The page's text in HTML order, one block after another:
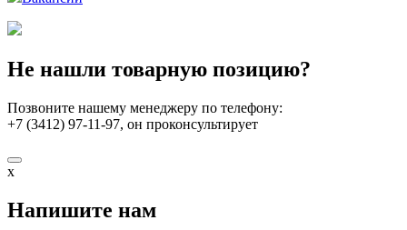
Не нашли товарную позицию?
Позвоните нашему менеджеру по телефону:
+7 (3412) 97-11-97, он проконсультирует
x
Напишите нам